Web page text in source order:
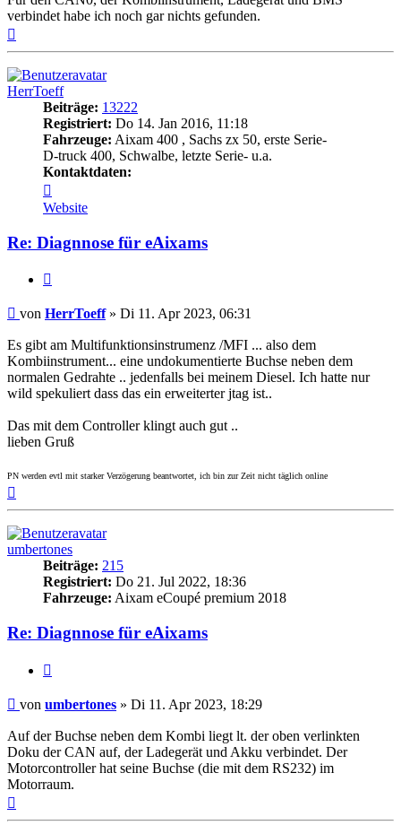
verbindet habe ich noch gar nichts gefunden.
HerrToeff
Beiträge: 13222
Registriert: Do 14. Jan 2016, 11:18
Fahrzeuge: Aixam 400 , Sachs zx 50, erste Serie-
D-truck 400, Schwalbe, letzte Serie- u.a.
Kontaktdaten:
von
HerrToeff
Website
Re: Diagnnose für eAixams
Beitrag
von HerrToeff» Di 11. Apr 2023, 06:31
Es gibt am Multifunktionsinstrumenz /MFI ... also dem
Kombiinstrument... eine undokumentierte Buchse neben dem
normalen Gedrahte .. jedenfalls bei meinem Diesel. Ich hatte nur
wild spekuliert dass das ein erweiterter jtag ist..
Das mit dem Controller klingt auch gut ..
lieben Gruß
PN werden evtl mit starker Verzögerung beantwortet, ich bin zur Zeit nicht täglich online
umbertones
Beiträge: 215
Registriert: Do 21. Jul 2022, 18:36
Fahrzeuge: Aixam eCoupé premium 2018
Re: Diagnnose für eAixams
Beitrag
von umbertones » Di 11. Apr 2023, 18:29
Auf der Buchse neben dem Kombi liegt lt. der oben verlinkten
Doku der CAN auf, der Ladegerät und Akku verbindet. Der
Motorcontroller hat seine Buchse (die mit dem RS232) im
Motorraum.